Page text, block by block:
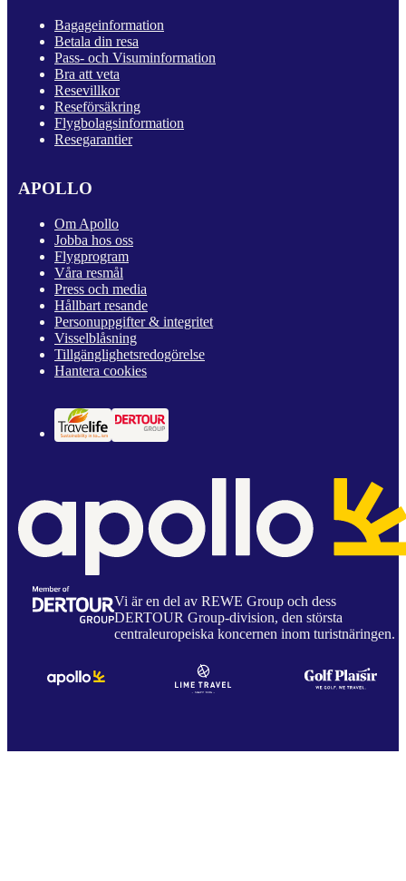
Bagageinformation
Betala din resa
Pass- och Visuminformation
Bra att veta
Resevillkor
Reseförsäkring
Flygbolagsinformation
Resegarantier
APOLLO
Om Apollo
Jobba hos oss
Flygprogram
Våra resmål
Press och media
Hållbart resande
Personuppgifter & integritet
Visselblåsning
Tillgänglighetsredogörelse
Hantera cookies
Vi är en del av REWE Group och dess
DERTOUR Group-division, den största
centraleuropeiska koncernen inom turistnäringen.